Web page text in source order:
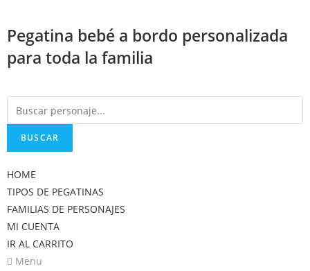
contenido
Pegatina bebé a bordo personalizada
para toda la familia
BUSCAR
HOME
TIPOS DE PEGATINAS
FAMILIAS DE PERSONAJES
MI CUENTA
IR AL CARRITO
Menu